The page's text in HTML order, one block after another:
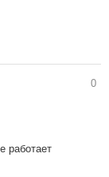
0
работает